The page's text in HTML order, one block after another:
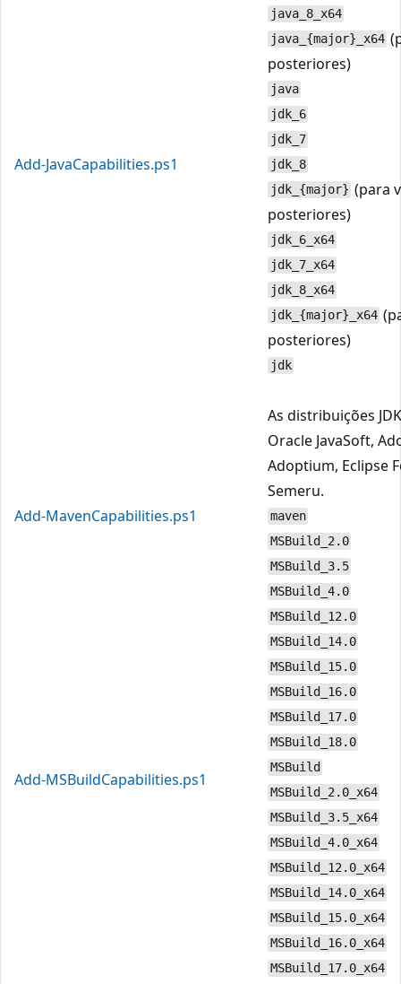
Add-JavaCapabilities.ps1
java_8_x64
java_{major}_x64
posteriores)
java
jdk_6
jdk_7
jdk_8
jdk_{major} (para
posteriores)
jdk_6_x64
jdk_7_x64
jdk_8_x64
jdk_{major}_x64
posteriores)
jdk
As distribuições
Oracle JavaSoft,
Adoptium, Eclipse
Semeru.
Add-MavenCapabilities.ps1
maven
Add-MSBuildCapabilities.ps1
MSBuild_2.0
MSBuild_3.5
MSBuild_4.0
MSBuild_12.0
MSBuild_14.0
MSBuild_15.0
MSBuild_16.0
MSBuild_17.0
MSBuild_18.0
MSBuild
MSBuild_2.0_x64
MSBuild_3.5_x64
MSBuild_4.0_x64
MSBuild_12.0_x64
MSBuild_14.0_x64
MSBuild_15.0_x64
MSBuild_16.0_x64
MSBuild_17.0_x64